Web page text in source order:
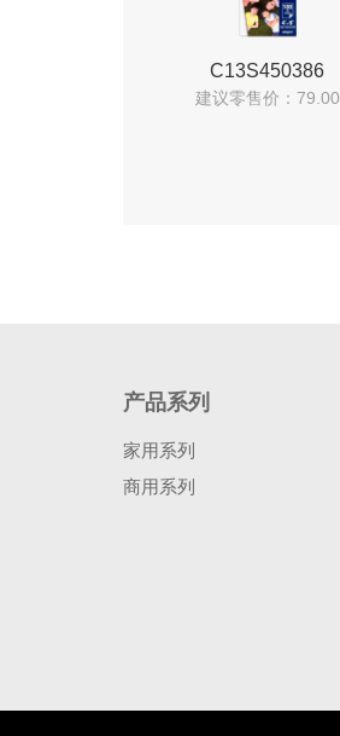
C13S450386
建议零售价：79.00
产品系列
家用系列
商用系列